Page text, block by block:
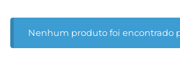
Nenhum produto foi encontrado